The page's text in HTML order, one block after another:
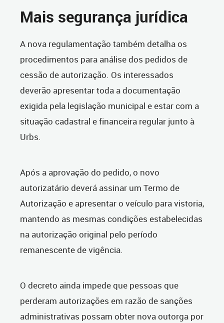
Mais segurança jurídica
A nova regulamentação também detalha os
procedimentos para análise dos pedidos de
cessão de autorização. Os interessados
deverão apresentar toda a documentação
exigida pela legislação municipal e estar com a
situação cadastral e financeira regular junto à
Urbs.
Após a aprovação do pedido, o novo
autorizatário deverá assinar um Termo de
Autorização e apresentar o veículo para vistoria,
mantendo as mesmas condições estabelecidas
na autorização original pelo período
remanescente de vigência.
O decreto ainda impede que pessoas que
perderam autorizações em razão de sanções
administrativas possam obter nova outorga por